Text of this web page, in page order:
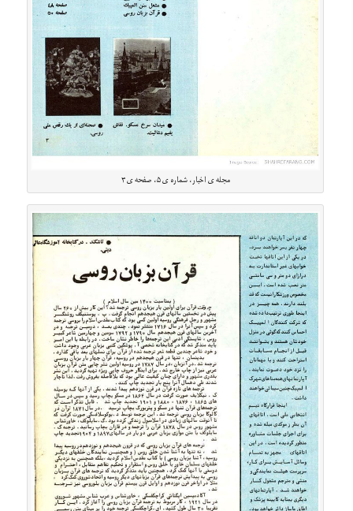
مجله ی اخبار، شماره ی ۵، صفحه ی ۳